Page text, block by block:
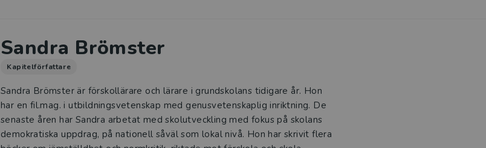
Sandra Brömster
Kapitelförfattare
Sandra Brömster är förskollärare och lärare i grundskolans tidigare år. Hon
har en fil.mag. i utbildningsvetenskap med genusvetenskaplig inriktning. De
senaste åren har Sandra arbetat med skolutveckling med fokus på skolans
demokratiska uppdrag, på nationell såväl som lokal nivå. Hon har skrivit flera